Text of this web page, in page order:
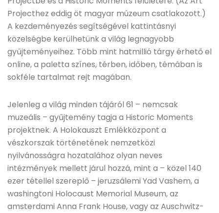
Projecthez eddig öt magyar múzeum csatlakozott.)
A kezdeményezés segítségével kattintásnyi
közelségbe kerülhetünk a világ legnagyobb
gyűjteményeihez. Több mint hatmillió tárgy érhető el
online, a paletta színes, térben, időben, témában is
sokféle tartalmat rejt magában.
Jelenleg a világ minden tájáról 61 – nemcsak
muzeális – gyűjtemény tagja a Historic Moments
projektnek. A Holokauszt Emlékközpont a
vészkorszak történetének nemzetközi
nyilvánosságra hozatalához olyan neves
intézmények mellett járul hozzá, mint a – közel 140
ezer tétellel szereplő – jeruzsálemi Yad Vashem, a
washingtoni Holocaust Memorial Museum, az
amsterdami Anna Frank House, vagy az Auschwitz-